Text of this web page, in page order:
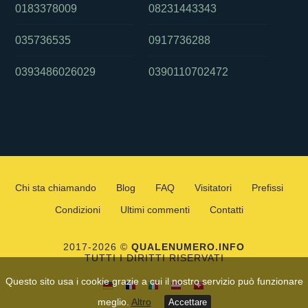
Questo sito usa i cookie grazie a cui il nostro servizio può funzionare
meglio. Altro Accettare
0183378009
035736535
0393486026029
08231443343
0917736288
0390110702472
Chi sta chiamando Blog FAQ Visitatori
Prefissi
Condizioni
Ultimi commenti Contatti
2017-2026 © QUALENUMERO.INFO
TUTTI I DIRITTI RISERVATI